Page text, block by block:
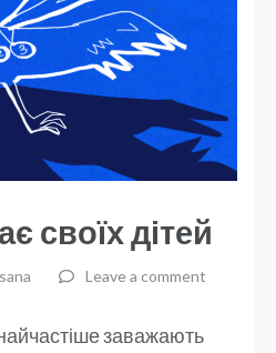
своїх дітей
Leave a comment
заважають